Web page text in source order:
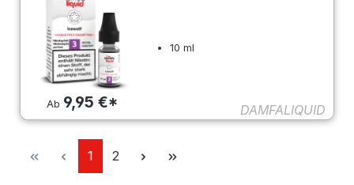
Ab 9,95 €*
10 ml
DAMFALIQUID
Seite
1 Seite
2